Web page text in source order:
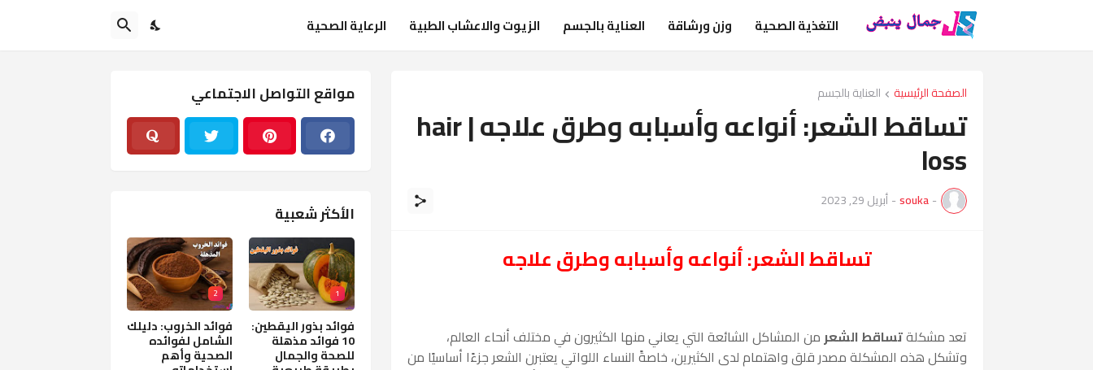
التغذية الصحية وزن ورشاقة العناية بالجسم الزيوت والاعشاب الطبية الرعاية الصحية
الصفحة الرئيسية العناية بالجسم
تساقط الشعر: أنواعه وأسبابه وطرق علاجه | hair
loss
-
souka
- أبريل 29, 2023
تساقط الشعر: أنواعه وأسبابه وطرق علاجه
تعد مشكلةتساقط الشعر من المشاكل الشائعة التي يعاني منها الكثيرون في مختلف أنحاء العالم،
وتشكل هذه المشكلة مصدر قلق واهتمام لدى الكثيرين، خاصةً النساء اللواتي يعتبرن الشعر جزءًا أساسيًا من
مواقع التواصل الاجتماعي
الأكثر شعبية
1
فوائد بذور اليقطين:
10 فوائد مذهلة
للصحة والجمال
2
فوائد الخروب: دليلك
الشامل لفوائده
الصحية وأهم